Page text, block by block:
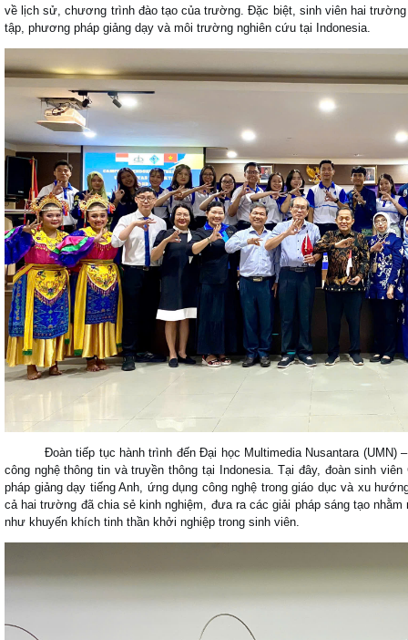
về lịch sử, chương trình đào tạo của trường. Đặc biệt, sinh viên hai
tập, phương pháp giảng dạy và môi trường nghiên cứu tại Indonesia.
Đoàn tiếp tục hành trình đến Đại học Multimedia Nusantara (UMN) –
công nghệ thông tin và truyền thông tại Indonesia. Tại đây, đoàn sinh
pháp giảng dạy tiếng Anh, ứng dụng công nghệ trong giáo dục và xu
cả hai trường đã chia sẻ kinh nghiệm, đưa ra các giải pháp sáng tạo
như khuyến khích tinh thần khởi nghiệp trong sinh viên.